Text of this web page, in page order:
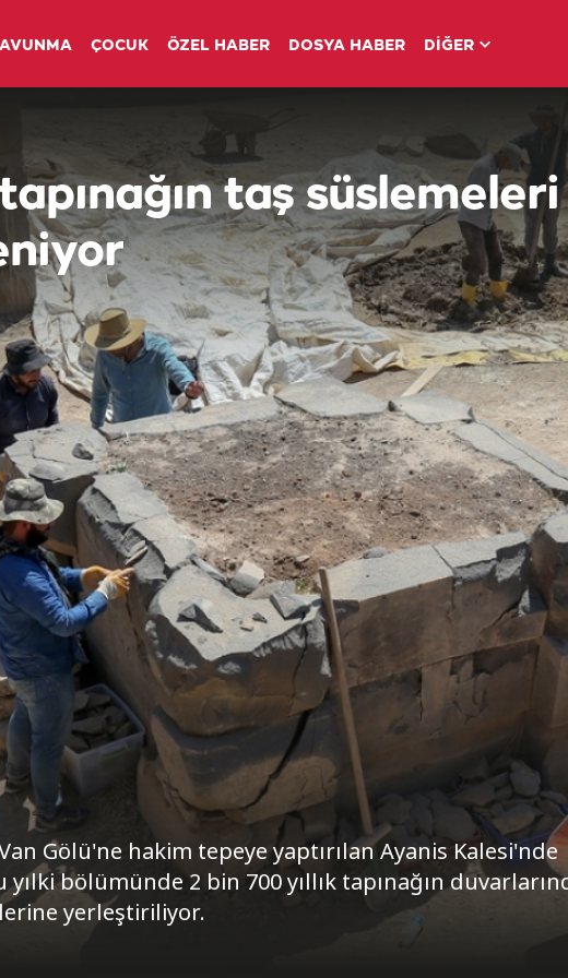
ÇOCUK ÖZEL HABER DOSYA HABER DİĞER
taş süslemeleri
Gölü'ne hakim tepeye yaptırılan Ayanis Kalesi'nde
yılki bölümünde 2 bin 700 yıllık tapınağın
yerleştiriliyor.